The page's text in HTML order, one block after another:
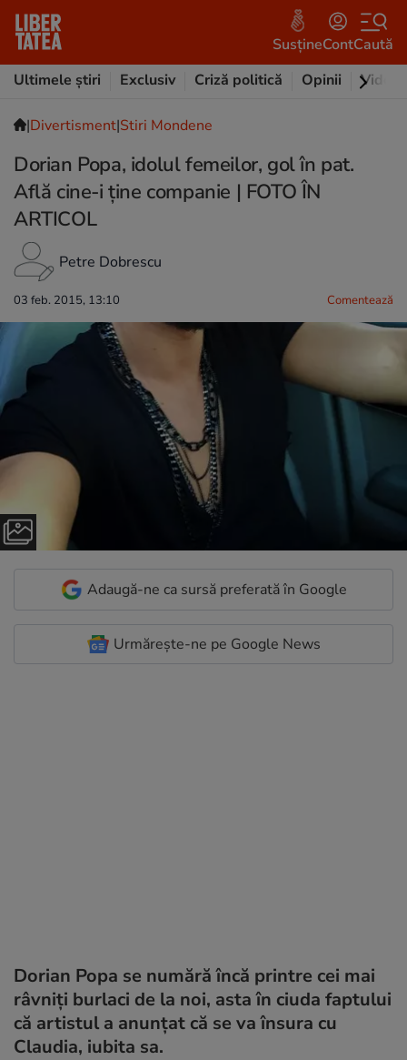
SusțineContCaută
Ultimele știri
Exclusiv Criză politică Opinii Video
|Divertisment|Stiri Mondene
Dorian Popa, idolul femeilor, gol în pat.
Află cine-i ține companie | FOTO ÎN
ARTICOL
Petre Dobrescu
03 feb. 2015, 13:10 Comentează
Adaugă-ne ca sursă preferată în Google
Urmărește-ne pe Google News
Dorian Popa se numără încă printre cei mai
râvniți burlaci de la noi, asta în ciuda faptului
că artistul a anunțat că se va însura cu
Claudia, iubita sa.